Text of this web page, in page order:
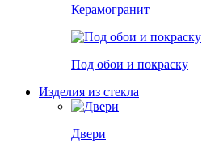
Керамогранит
Под обои и покраску
Изделия из стекла
Двери